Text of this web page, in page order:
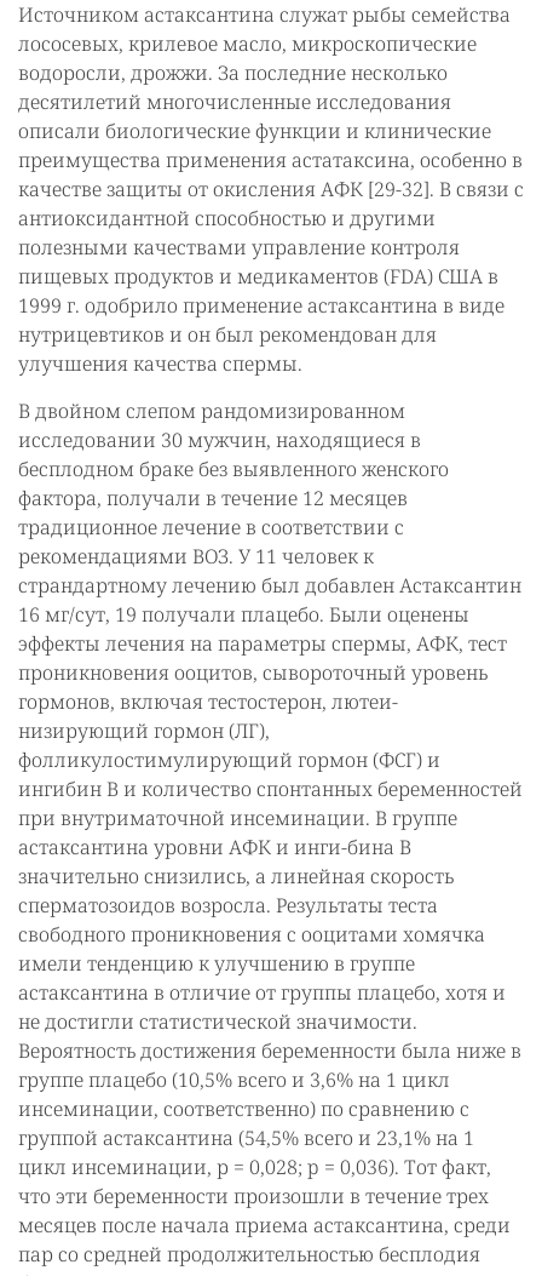
Источником астаксантина служат рыбы семейства
лососевых, крилевое масло, микроскопические
водоросли, дрожжи. За последние несколько
десятилетий многочисленные исследования
описали биологические функции и клинические
преимущества применения астатаксина, особенно в
качестве защиты от окисления АФК [29-32]. В связи с
антиоксидантной способностью и другими
полезными качествами управление контроля
пищевых продуктов и медикаментов (FDA) США в
1999 г. одобрило применение астаксантина в виде
нутрицевтиков и он был рекомендован для
улучшения качества спермы.
В двойном слепом рандомизированном
исследовании 30 мужчин, находящиеся в
бесплодном браке без выявленного женского
фактора, получали в течение 12 месяцев
традиционное лечение в соответствии с
рекомендациями ВОЗ. У 11 человек к
страндартному лечению был добавлен Астаксантин
16 мг/сут, 19 получали плацебо. Были оценены
эффекты лечения на параметры спермы, АФК, тест
проникновения ооцитов, сывороточный уровень
гормонов, включая тестостерон, лютеи-
низирующий гормон (ЛГ),
фолликулостимулирующий гормон (ФСГ) и
ингибин В и количество спонтанных беременностей
при внутриматочной инсеминации. В группе
астаксантина уровни АФК и инги-бина В
значительно снизились, а линейная скорость
сперматозоидов возросла. Результаты теста
свободного проникновения с ооцитами хомячка
имели тенденцию к улучшению в группе
астаксантина в отличие от группы плацебо, хотя и
не достигли статистической значимости.
Вероятность достижения беременности была ниже в
группе плацебо (10,5% всего и 3,6% на 1 цикл
инсеминации, соответственно) по сравнению с
группой астаксантина (54,5% всего и 23,1% на 1
цикл инсеминации, р = 0,028; p = 0,036). Тот факт,
что эти беременности произошли в течение трех
месяцев после начала приема астаксантина, среди
пар со средней продолжительностью бесплодия